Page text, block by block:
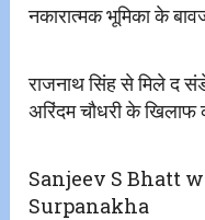
नकारात्मक भूमिका के
राजनाथ सिंह से मिले द
अरिंदम चौधरी के खिलाफ
Sanjeev S Bhatt
Surpanakha